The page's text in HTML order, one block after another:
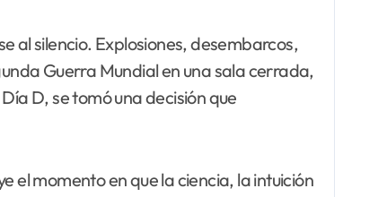
al silencio. Explosiones, desembarcos,
Guerra Mundial en una sala cerrada,
D, se tomó una decisión que
el momento en que la ciencia, la intuición